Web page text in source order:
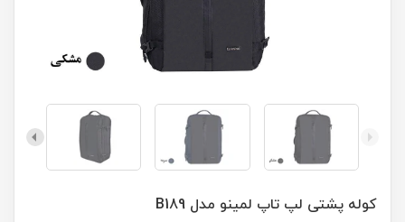
کوله پشتی لپ تاپ لمینو مدل B189